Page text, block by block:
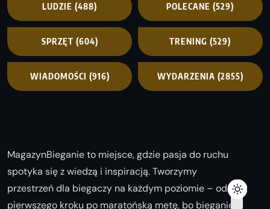
LUDZIE (488) POLECANE (529)
SPRZĘT (604) TRENING (529)
WIADOMOŚCI (916) WYDARZENIA (2855)
MagazynBieganie to miejsce, gdzie pasja do ruchu
spotyka się z wiedzą i inspiracją. Tworzymy
przestrzeń dla biegaczy na każdym poziomie – od
pierwszego kroku po maratońską metę, bo bieganie